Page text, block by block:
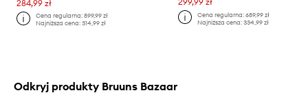
284,99 zł
Cena regularna:899,99 zł
Najniższa cena:314,99 zł
Cena regularna: 689,99 zł
Najniższa cena: 334,99 zł
Odkryj produkty Bruuns Bazaar